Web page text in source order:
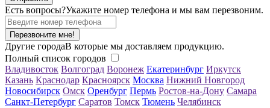
Есть вопросы?Укажите номер телефона и мы вам перезвоним.
Перезвоните мне!
Другие городаВ которые мы доставляем продукцию.
Полный список городов
Владивосток Волгоград Воронеж Екатеринбург Иркутск
Казань Краснодар Красноярск Москва Нижний Новгород
Новосибирск Омск Оренбург Пермь Ростов-на-Дону Самара
Санкт-Петербург Саратов Томск Тюмень Челябинск